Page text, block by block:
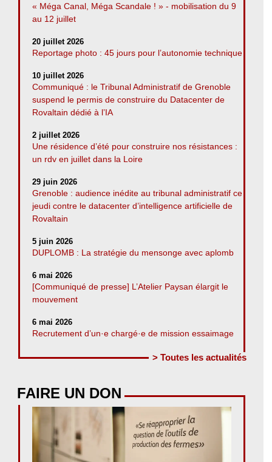
« Méga Canal, Méga Scandale ! » - mobilisation du 9
au 12 juillet
20 juillet 2026
Reportage photo : 45 jours pour l’autonomie technique
10 juillet 2026
Communiqué : le Tribunal Administratif de Grenoble
suspend le permis de construire du Datacenter de
Rovaltain dédié à l’IA
2 juillet 2026
Une résidence d’été pour construire nos résistances :
un rdv en juillet dans la Loire
29 juin 2026
Grenoble : audience inédite au tribunal administratif ce
jeudi contre le datacenter d’intelligence artificielle de
Rovaltain
5 juin 2026
DUPLOMB : La stratégie du mensonge avec aplomb
6 mai 2026
[Communiqué de presse] L’Atelier Paysan élargit le
mouvement
6 mai 2026
Recrutement d’un·e chargé·e de mission essaimage
> Toutes les actualités
FAIRE UN DON